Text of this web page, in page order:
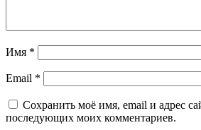
Имя *
Email *
Сохранить моё имя, email и адрес
последующих моих комментариев.